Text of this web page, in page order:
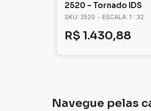
2520 – Tornado IDS
SKU: 2520 - ESCALA: 1 : 32
R$ 1.430,88
Navegue pelas